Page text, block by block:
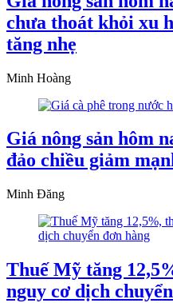
chưa thoát khỏi xu
tăng nhẹ
Minh Hoàng
Giá nông sản hôm
đảo chiều giảm
Minh Đăng
Thuế Mỹ tăng
nguy cơ dịch